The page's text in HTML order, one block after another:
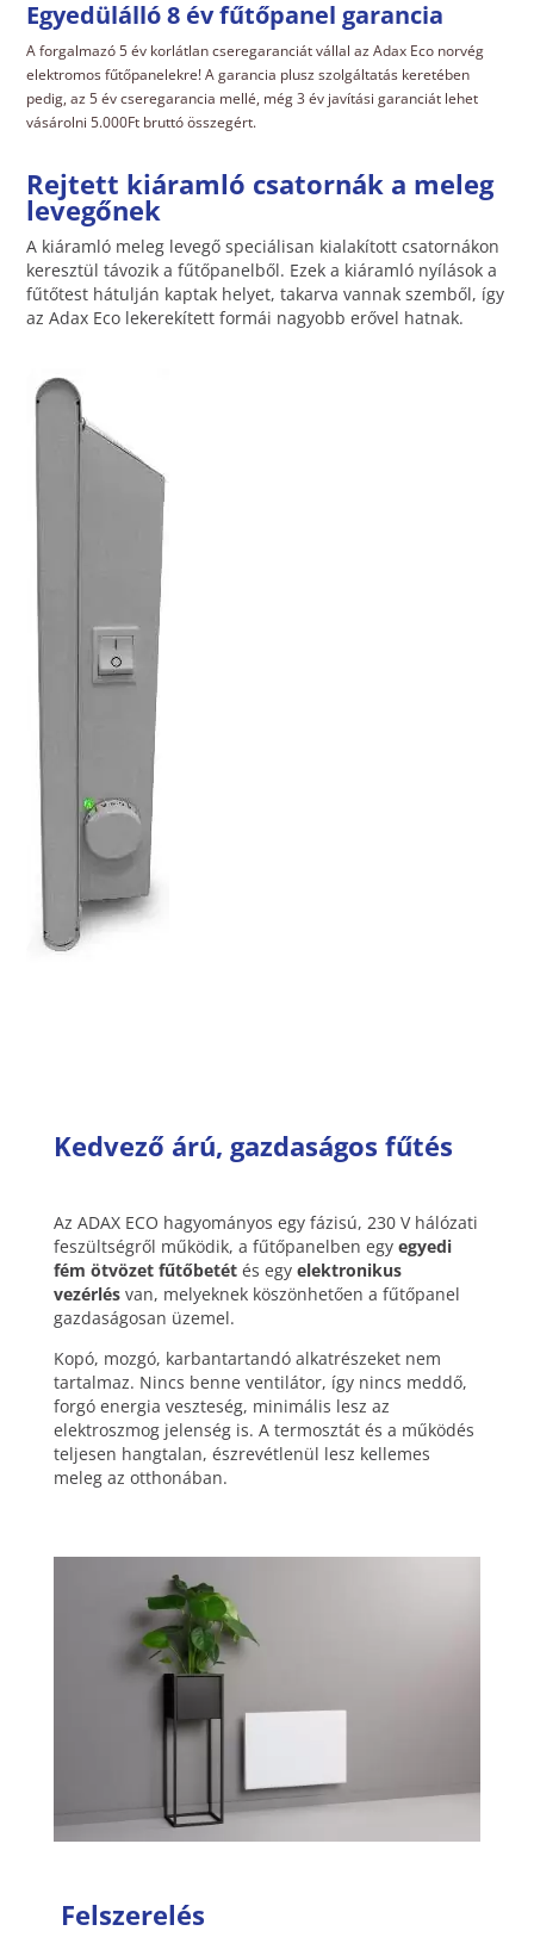
Egyedülálló 8 év fűtőpanel garancia
A forgalmazó 5 év korlátlan cseregaranciát vállal az Adax Eco norvég
elektromos fűtőpanelekre! A garancia plusz szolgáltatás keretében
pedig, az 5 év cseregarancia mellé, még 3 év javítási garanciát lehet
vásárolni 5.000Ft bruttó összegért.
Rejtett kiáramló csatornák a meleg
levegőnek
A kiáramló meleg levegő speciálisan kialakított csatornákon
keresztül távozik a fűtőpanelből. Ezek a kiáramló nyílások a
fűtőtest hátulján kaptak helyet, takarva vannak szemből, így
az Adax Eco lekerekített formái nagyobb erővel hatnak.
Kedvező árú, gazdaságos fűtés
Az ADAX ECO hagyományos egy fázisú, 230 V hálózati
feszültségről működik, a fűtőpanelben egy egyedi
fém ötvözet fűtőbetét és egy elektronikus
vezérlés van, melyeknek köszönhetően a fűtőpanel
gazdaságosan üzemel.
Kopó, mozgó, karbantartandó alkatrészeket nem
tartalmaz. Nincs benne ventilátor, így nincs meddő,
forgó energia veszteség, minimális lesz az
elektroszmog jelenség is. A termosztát és a működés
teljesen hangtalan, észrevétlenül lesz kellemes
meleg az otthonában.
Felszerelés